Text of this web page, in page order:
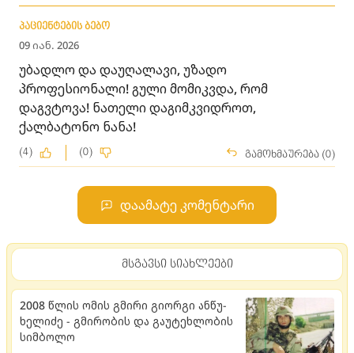
პაციენტების ბებო
09 იან. 2026
უბადლო და დაუღალავი, უზადო
პროფესიონალი! გული მომიკვდა, რომ
დაგვტოვა! ნათელი დაგიმკვიდროთ,
ქალბატონო ნანა!
(4) (0) გამოხმაურება (0)
დაამატე კომენტარი
მსგავსი სიახლეები
2008 წლის ომის გმირი გი­ორ­გი ან­წუ­
ხე­ლი­ძე - გმი­რო­ბის და გა­უ­ტეხ­ლო­ბის
სიმ­ბო­ლო